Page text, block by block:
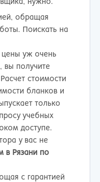
нужно.
обращая
Поискать на
цены уж очень
вы получите
стоимости
бланков и
только
учебных
доступе.
у вас не
в Рязани по
с гарантией